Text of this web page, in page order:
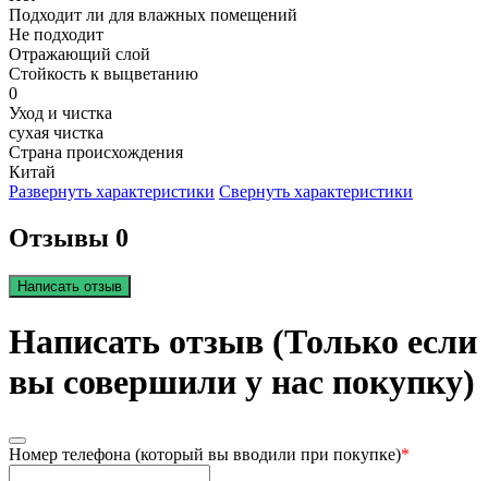
Подходит ли для влажных помещений
Не подходит
Отражающий слой
Стойкость к выцветанию
0
Уход и чистка
сухая чистка
Страна происхождения
Китай
Развернуть характеристики Свернуть характеристики
Отзывы 0
Написать отзыв
Написать отзыв (Только если
вы совершили у нас покупку)
Номер телефона (который вы вводили при покупке)*